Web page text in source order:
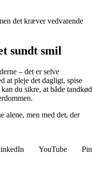
det kræver vedvarende
sundt smil
– det er selve
at pleje det dagligt, spise
du sikre, at både tandkød
alene, men med det, der
YouTube